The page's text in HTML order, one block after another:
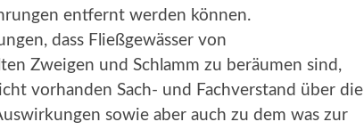
entfernt werden können.
dass Fließgewässer von
Zweigen und Schlamm zu beräumen sind,
vorhanden Sach- und Fachverstand über die
sowie aber auch zu dem was zur